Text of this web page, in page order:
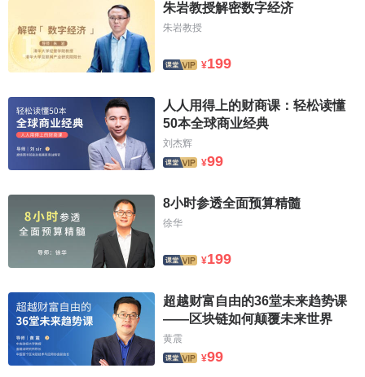
分布式账本技术可以有效的改善当前基础设施中出现的
效率极低成本高昂的问题，而导致当前市场基础设施成本高
的原因可以分为三个：交易费用，维护资本的费用和投保风
场基础设施的地方，分布式账本技术更有可能会形成一个新
的架构，而不是完全代替当前的机构。
相关条目
区块链
比特币
参考文献
↑ 什么是分布式账本技术.巴比特论坛.2016-5-08
↑
分布式账本技术：超越区块链.199IT网.2016-03-7
↑ 区块链和分布式账本在资本市场的潜力.铅笔
朱岩教授解密数字经济
朱岩教授
¥199
人人用得上的财商课：轻松读懂
50本全球商业经典
刘杰辉
¥99
8小时参透全面预算精髓
徐华
¥199
超越财富自由的36堂未来趋势课
——区块链如何颠覆未来世界
黄震
¥99